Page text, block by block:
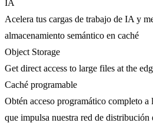
IA
Acelera tus cargas de trabajo de IA y
almacenamiento semántico en caché
Object Storage
Get direct access to large files at the
Caché programable
Obtén acceso programático completo a
que impulsa nuestra red de distribución